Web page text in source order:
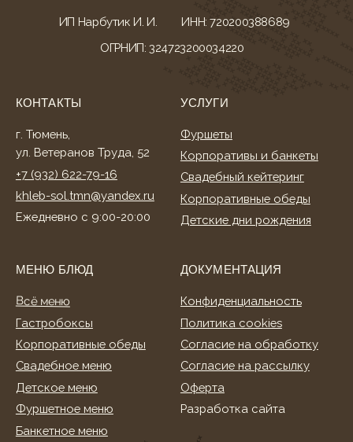
МЕНЮ БЛЮД
Свадебное меню
Фуршетное меню
Банкетное меню
Торты и десерты
ИНФОРМАЦИЯ
Акции
Условия доставки
ДОКУМЕНТАЦИЯ
Конфиденциальность
Согласие на рассылку
Разработка сайта